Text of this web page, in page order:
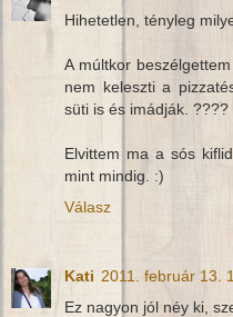
Hihetetlen, tényleg
A múltkor
nem keleszti a
süti is és imádják. ????
Elvittem ma a sós
mint mindig. :)
Válasz
Kati 2011. február 13.
Ez nagyon jól néy ki,